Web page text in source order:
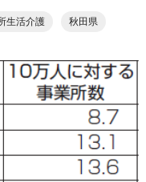
生活介護 秋田県